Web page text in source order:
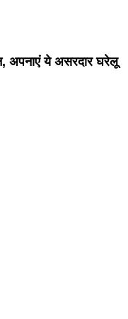
अपनाएं ये असरदार घरेलू